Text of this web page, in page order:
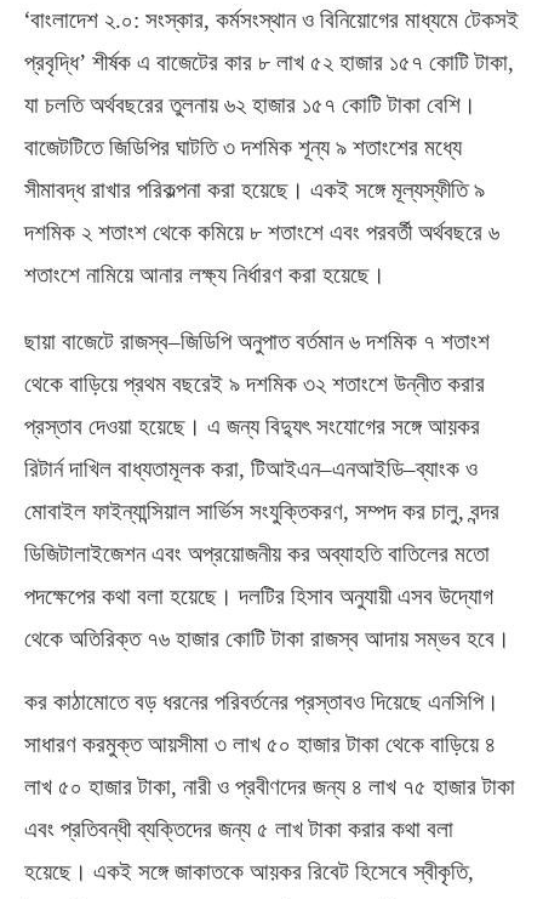
‘বাংলাদেশ ২.০: সংস্কার, কর্মসংস্থান ও বিনিয়োগের মাধ্যমে টেকসই
প্রবৃদ্ধি’ শীর্ষক এ বাজেটের কার ৮ লাখ ৫২ হাজার ১৫৭ কোটি টাকা,
যা চলতি অর্থবছরের তুলনায় ৬২ হাজার ১৫৭ কোটি টাকা বেশি।
বাজেটটিতে জিডিপির ঘাটতি ৩ দশমিক শূন্য ৯ শতাংশের মধ্যে
সীমাবদ্ধ রাখার পরিকল্পনা করা হয়েছে। একই সঙ্গে মূল্যস্ফীতি ৯
দশমিক ২ শতাংশ থেকে কমিয়ে ৮ শতাংশে এবং পরবর্তী অর্থবছরে ৬
শতাংশে নামিয়ে আনার লক্ষ্য নির্ধারণ করা হয়েছে।
ছায়া বাজেটে রাজস্ব–জিডিপি অনুপাত বর্তমান ৬ দশমিক ৭ শতাংশ
থেকে বাড়িয়ে প্রথম বছরেই ৯ দশমিক ৩২ শতাংশে উন্নীত করার
প্রস্তাব দেওয়া হয়েছে। এ জন্য বিদ্যুৎ সংযোগের সঙ্গে আয়কর
রিটার্ন দাখিল বাধ্যতামূলক করা, টিআইএন–এনআইডি–ব্যাংক ও
মোবাইল ফাইন্যান্সিয়াল সার্ভিস সংযুক্তিকরণ, সম্পদ কর চালু, বন্দর
ডিজিটালাইজেশন এবং অপ্রয়োজনীয় কর অব্যাহতি বাতিলের মতো
পদক্ষেপের কথা বলা হয়েছে। দলটির হিসাব অনুযায়ী এসব উদ্যোগ
থেকে অতিরিক্ত ৭৬ হাজার কোটি টাকা রাজস্ব আদায় সম্ভব হবে।
কর কাঠামোতে বড় ধরনের পরিবর্তনের প্রস্তাবও দিয়েছে এনসিপি।
সাধারণ করমুক্ত আয়সীমা ৩ লাখ ৫০ হাজার টাকা থেকে বাড়িয়ে ৪
লাখ ৫০ হাজার টাকা, নারী ও প্রবীণদের জন্য ৪ লাখ ৭৫ হাজার টাকা
এবং প্রতিবন্ধী ব্যক্তিদের জন্য ৫ লাখ টাকা করার কথা বলা
হয়েছে। একই সঙ্গে জাকাতকে আয়কর রিবেট হিসেবে স্বীকৃতি,